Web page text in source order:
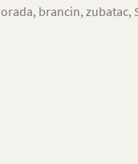
orada, brancin, zubatac,